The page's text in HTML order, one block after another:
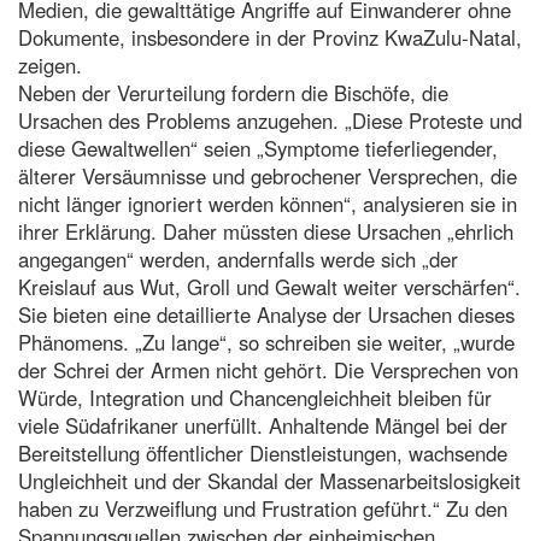
Medien, die gewalttätige Angriffe auf Einwanderer ohne
Dokumente, insbesondere in der Provinz KwaZulu-Natal,
zeigen.
Neben der Verurteilung fordern die Bischöfe, die
Ursachen des Problems anzugehen. „Diese Proteste und
diese Gewaltwellen“ seien „Symptome tieferliegender,
älterer Versäumnisse und gebrochener Versprechen, die
nicht länger ignoriert werden können“, analysieren sie in
ihrer Erklärung. Daher müssten diese Ursachen „ehrlich
angegangen“ werden, andernfalls werde sich „der
Kreislauf aus Wut, Groll und Gewalt weiter verschärfen“.
Sie bieten eine detaillierte Analyse der Ursachen dieses
Phänomens. „Zu lange“, so schreiben sie weiter, „wurde
der Schrei der Armen nicht gehört. Die Versprechen von
Würde, Integration und Chancengleichheit bleiben für
viele Südafrikaner unerfüllt. Anhaltende Mängel bei der
Bereitstellung öffentlicher Dienstleistungen, wachsende
Ungleichheit und der Skandal der Massenarbeitslosigkeit
haben zu Verzweiflung und Frustration geführt.“ Zu den